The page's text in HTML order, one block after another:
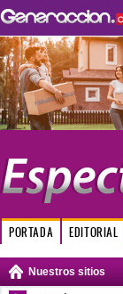
PORTADA EDITORIAL
Nuestros sitios